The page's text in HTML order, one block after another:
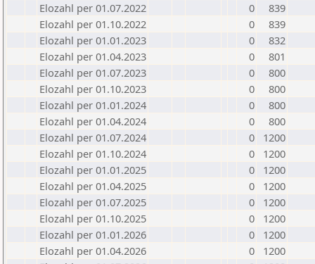
Elozahl per 01.07.2022
0
839
Elozahl per 01.10.2022
0
839
Elozahl per 01.01.2023
0
832
Elozahl per 01.04.2023
0
801
Elozahl per 01.07.2023
0
800
Elozahl per 01.10.2023
0
800
Elozahl per 01.01.2024
0
800
Elozahl per 01.04.2024
0
800
Elozahl per 01.07.2024
0
1200
Elozahl per 01.10.2024
0
1200
Elozahl per 01.01.2025
0
1200
Elozahl per 01.04.2025
0
1200
Elozahl per 01.07.2025
0
1200
Elozahl per 01.10.2025
0
1200
Elozahl per 01.01.2026
0
1200
Elozahl per 01.04.2026
0
1200